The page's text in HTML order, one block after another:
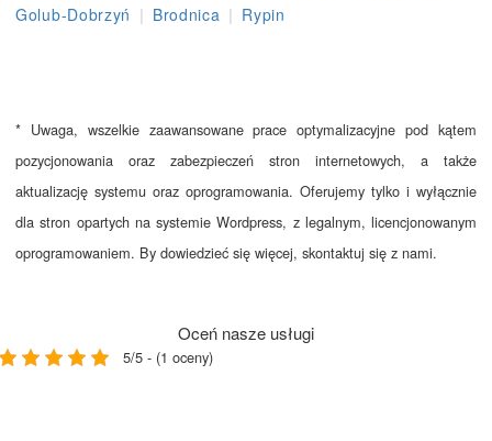
Golub-Dobrzyń | Brodnica | Rypin
* Uwaga, wszelkie zaawansowane prace optymalizacyjne pod kątem
pozycjonowania oraz zabezpieczeń stron internetowych, a także
aktualizację systemu oraz oprogramowania. Oferujemy tylko i wyłącznie
dla stron opartych na systemie Wordpress, z legalnym, licencjonowanym
oprogramowaniem. By dowiedzieć się więcej, skontaktuj się z nami.
Oceń nasze usługi
5/5 - (1 oceny)